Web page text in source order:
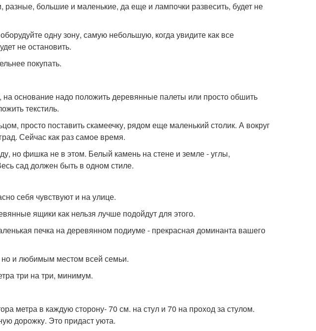
разные, большие и маленькие, да еще и лампочки развесить, будет не
одну зону, самую небольшую, когда увидите как все
не остановить.
покупать.
основание надо положить деревянные палеты или просто обшить
текстиль.
просто поставить скамеечку, рядом еще маленький столик. А вокруг
Сейчас как раз самое время.
но фишка не в этом. Белый камень на стене и земле - углы,
сад должен быть в одном стиле.
себя чувствуют и на улице.
ящики как нельзя лучше подойдут для этого.
печка на деревянном подиуме - прекрасная доминанта вашего
но и любимым местом всей семьи.
три на три, минимум.
метра в каждую сторону- 70 см. на стул и 70 на проход за стулом.
дорожку. Это придаст уюта.